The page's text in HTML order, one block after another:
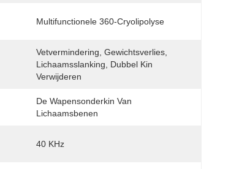
Multifunctionele 360-Cryolipolyse
Vetvermindering, Gewichtsverlies,
Lichaamsslanking, Dubbel Kin
Verwijderen
De Wapensonderkin Van
Lichaamsbenen
40 KHz